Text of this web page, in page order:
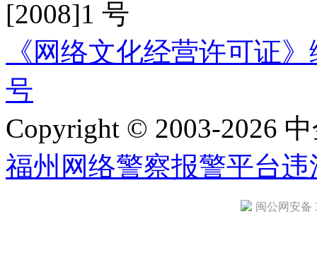
[2008]1 号
《网络文化经营许可证
号
Copyright © 2003-2026
福州网络警察报警平台违
闽公网安备